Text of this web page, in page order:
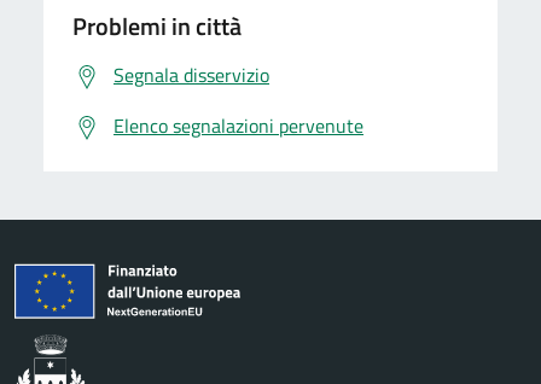
Problemi in città
Segnala disservizio
Elenco segnalazioni pervenute